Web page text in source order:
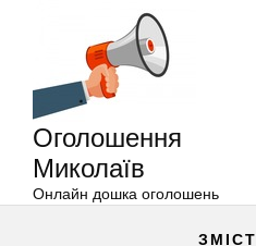
Оголошення
Миколаїв
Онлайн дошка оголошень
ЗМІСТ